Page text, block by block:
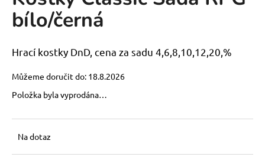
0,0
z
hvězdiček.
bílo/černá
Hrací kostky DnD, cena za sadu 4,6,8,10,12,20,%
Můžeme doručit do: 18.8.2026
Položka byla vyprodána…
Na dotaz
a
j
í
t
?